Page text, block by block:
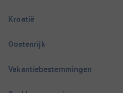
Kroatië
Oostenrijk
Vakantiebestemmingen